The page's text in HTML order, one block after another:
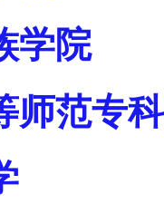
学院
师范专